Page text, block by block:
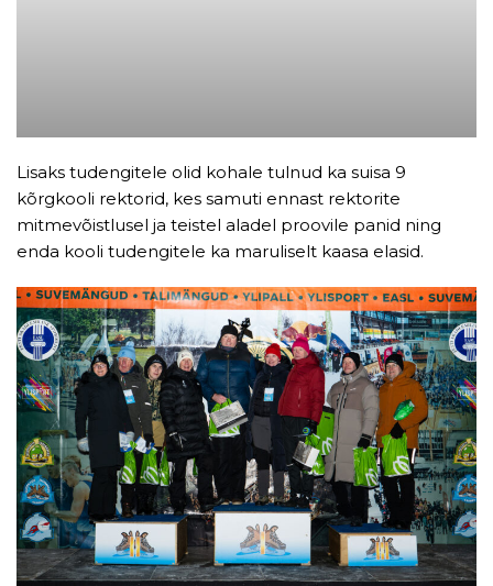
Lisaks tudengitele olid kohale tulnud ka suisa 9
kõrgkooli rektorid, kes samuti ennast rektorite
mitmevõistlusel ja teistel aladel proovile panid ning
enda kooli tudengitele ka maruliselt kaasa elasid.